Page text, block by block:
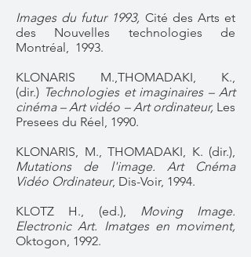
Images du futur 1993, Cité des Arts et
des Nouvelles technologies de
Montréal, 1993.
KLONARIS M.,THOMADAKI, K.,
(dir.) Technologies et imaginaires – Art
cinéma – Art vidéo – Art ordinateur, Les
Presees du Réel, 1990.
KLONARIS, M., THOMADAKI, K. (dir.),
Mutations de l'image. Art Cnéma
Vidéo Ordinateur, Dis-Voir, 1994.
KLOTZ H., (ed.), Moving Image.
Electronic Art. Imatges en moviment,
Oktogon, 1992.